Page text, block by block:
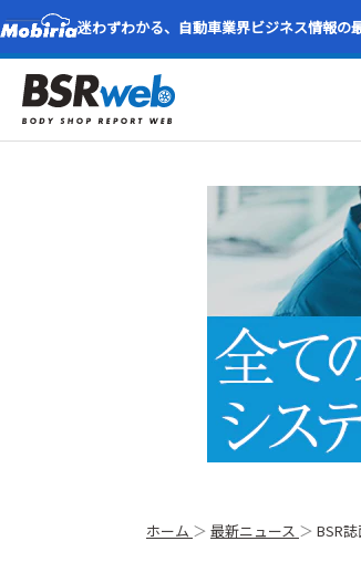
迷わずわかる、自動車業界ビジネス情報の
ホーム 最新ニュース BSR